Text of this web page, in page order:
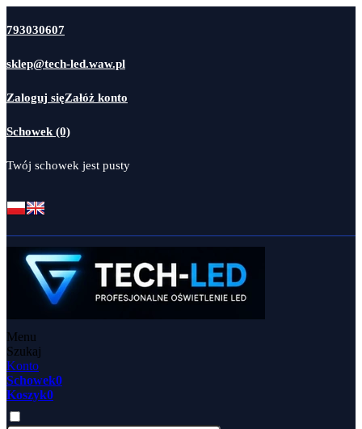
793030607
sklep@tech-led.waw.pl
Zaloguj sięZałóż konto
Schowek (0)
Twój schowek jest pusty
Menu
Szukaj
Konto
Schowek0
Koszyk0